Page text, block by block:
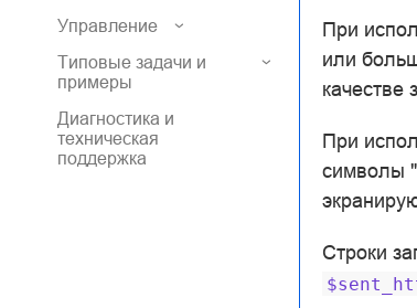
Управление
Типовые задачи и
примеры
Диагностика и
техническая
поддержка
При
или
качестве
При
символы
Строки